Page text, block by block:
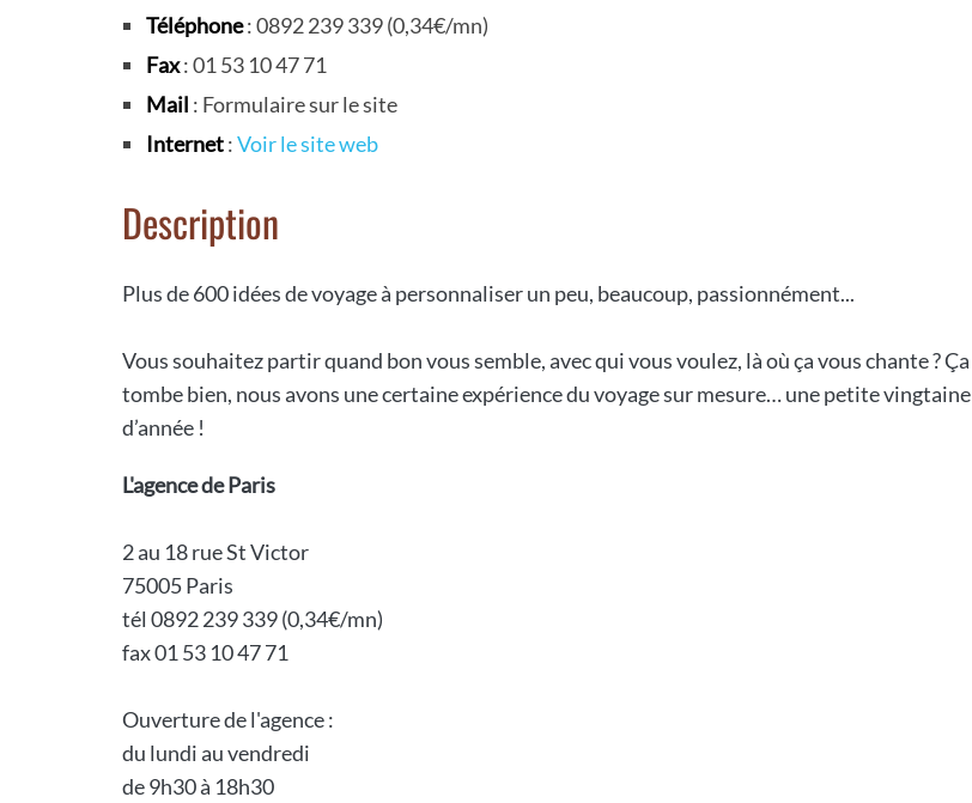
Téléphone: 0892 239 339 (0,34€/mn)
Fax: 01 53 10 47 71
Mail : Formulaire sur le site
Internet:Voir le site web
Description
Plus de 600 idées de voyage à personnaliser un peu, beaucoup, passionnément...
Vous souhaitez partir quand bon vous semble, avec qui vous voulez, là où ça vous chante ? Ça
tombe bien, nous avons une certaine expérience du voyage sur mesure… une petite vingtaine
d’année !
L'agence de Paris
2 au 18 rue St Victor
75005 Paris
tél 0892 239 339 (0,34€/mn)
fax 01 53 10 47 71
Ouverture de l'agence :
du lundi au vendredi
de 9h30 à 18h30